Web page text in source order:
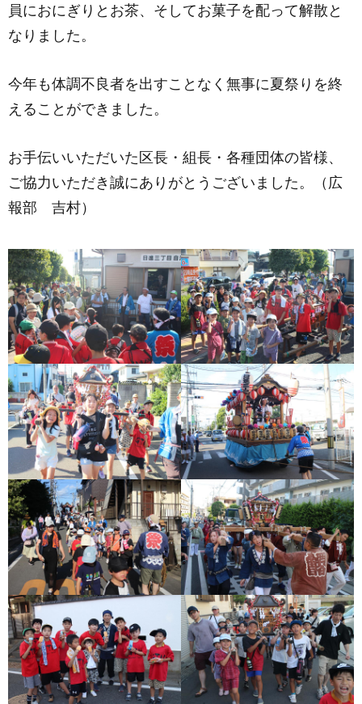
員におにぎりとお茶、そしてお菓子を配って解散と
なりました。
今年も体調不良者を出すことなく無事に夏祭りを終
えることができました。
お手伝いいただいた区長・組長・各種団体の皆様、
ご協力いただき誠にありがとうございました。（広
報部 吉村）